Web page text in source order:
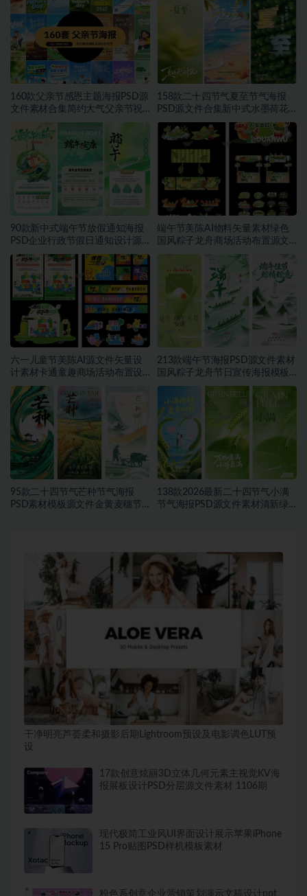
160款父亲节感恩主题海报PSD源
文件素材合集简约大气父亲节祝
福宣传设计素材~1559期
158款二十四节气夏至节气海报
PSD源文件合集新中式水墨荷花
二十四节气朋友圈宣传模板素材
~1553期
90款新中式端午节放假通知海报
PSD企业行政节假日通知设计源
文件素材~1552期
端午节美陈AI物料矢量素材绿色
国风粽子龙舟商场活动布置源文
件模板素材~1549期
六一儿童节美陈AI源文件矢量设
计素材卡通童趣商场活动布置设
计模板合集~1548期
213款端午节海报PSD源文件素材
国风粽子龙舟节日宣传海报模板
合集~1457期
95款二十四节气芒种节气海报
PSD素材模板源文件金黄麦穗节
138款2026最新二十四节气小满
节气海报PSD源文件素材清新绿
干净明亮芦荟柔和摄影后期Lightroom预设及电影调色LUT预
设
17款创意炫丽3D立体几何元素主视觉KV海
报展板设计PSD分层源文件素材 1106期
现代极简工业风UI界面设计展示苹果iPhone
15 Pro贴图PSD样机模板素材